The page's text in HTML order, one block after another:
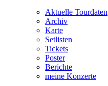
Aktuelle Tourdaten
Archiv
Karte
Setlisten
Tickets
Poster
Berichte
meine Konzerte